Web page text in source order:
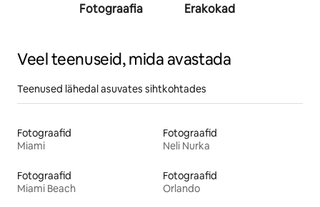
Fotograafia Erakokad
Veel teenuseid, mida avastada
Teenused lähedal asuvates sihtkohtades
Fotograafid
Miami
Fotograafid
Neli Nurka
Fotograafid
Miami Beach
Fotograafid
Orlando